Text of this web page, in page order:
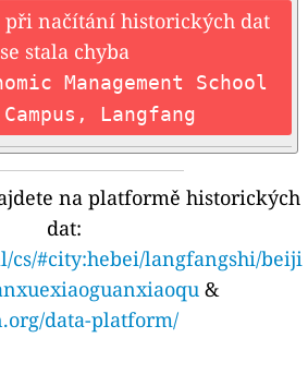
při načítání historických dat
se stala chyba
Management School
Langfang
na platformě historických
dat:
cs/#city:hebei/langfangshi/beiji
&
data-platform/